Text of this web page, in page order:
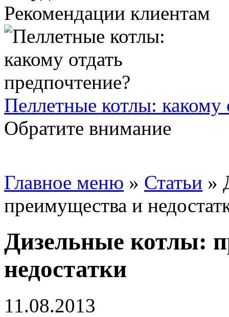
Рекомендации клиентам
Пеллетные котлы: какому
Обратите внимание
Главное меню » Статьи »
преимущества и
Дизельные котлы:
недостатки
11.08.2013